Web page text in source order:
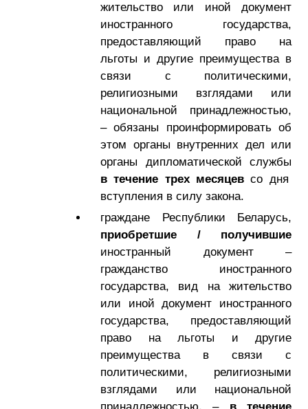
жительство или иной документ
иностранного государства,
предоставляющий право на
льготы и другие преимущества в
связи с политическими,
религиозными взглядами или
национальной принадлежностью,
– обязаны проинформировать об
этом органы внутренних дел или
органы дипломатической службы
в течение трех месяцевсо дня
вступления в силу закона.
граждане Республики Беларусь,
приобретшие / получившие
иностранный документ –
гражданство иностранного
государства, вид на жительство
или иной документ иностранного
государства, предоставляющий
право на льготы и другие
преимущества в связи с
политическими, религиозными
взглядами или национальной